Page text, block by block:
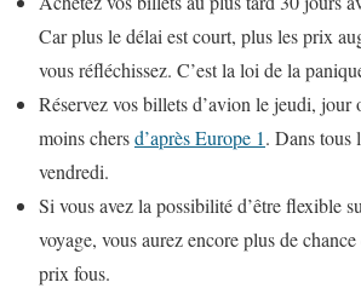
Car plus le délai est court, plus les prix
vous réfléchissez. C’est la loi de la
Réservez vos billets d’avion le jeudi, jour
moins chersd’après Europe 1. Dans tous
vendredi.
Si vous avez la possibilité d’être flexible
voyage, vous aurez encore plus de
prix fous.